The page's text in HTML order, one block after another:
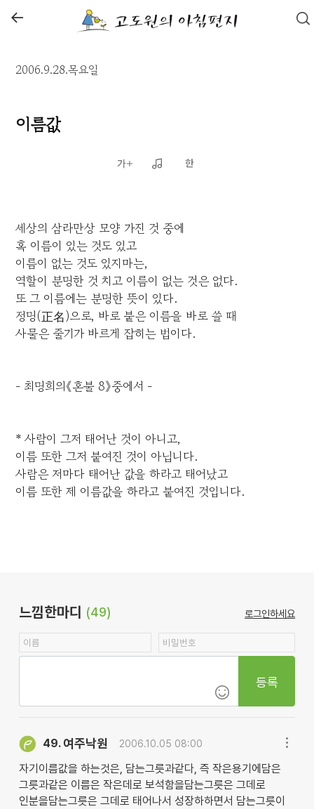
←
2006.9.28.목요일
이름값
세상의 삼라만상 모양 가진 것 중에
혹 이름이 있는 것도 있고
이름이 없는 것도 있지마는,
역할이 분명한 것 치고 이름이 없는 것은 없다.
또 그 이름에는 분명한 뜻이 있다.
정명(正名)으로, 바로 붙은 이름을 바로 쓸 때
사물은 줄기가 바르게 잡히는 법이다.
- 최명희의《혼불 8》중에서 -
* 사람이 그저 태어난 것이 아니고,
이름 또한 그저 붙여진 것이 아닙니다.
사람은 저마다 태어난 값을 하라고 태어났고
이름 또한 제 이름값을 하라고 붙여진 것입니다.
느낌한마디 (49) 로그인하세요
등록
49. 여주낙원 2006.10.05 08:00
자기이름값을 하는것은, 담는그릇과같다, 즉 작은용기에담은
그릇과같은 이름은 작은데로 보석함을담는그릇은 그데로
인분을담는그릇은 그데로 태어나서 성장하하면서 담는그릇이